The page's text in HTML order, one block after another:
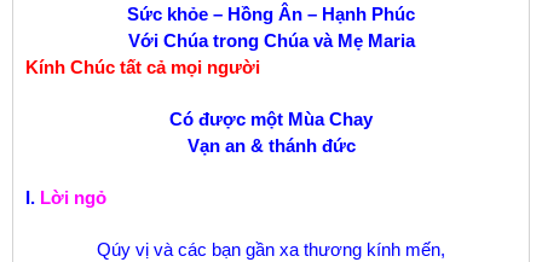
Sức khỏe – Hồng Ân – Hạnh Phúc
Với Chúa trong Chúa và Mẹ Maria
Kính Chúc tất cả mọi người
Có được một Mùa Chay
Vạn an & thánh đức
I. Lời ngỏ
Qúy vị và các bạn gần xa thương kính mến,